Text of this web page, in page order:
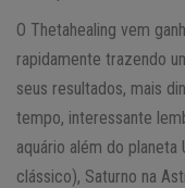
O Thetahealing vem
rapidamente trazendo
seus resultados, mais
tempo, interessante
aquário além do planeta
clássico), Saturno na